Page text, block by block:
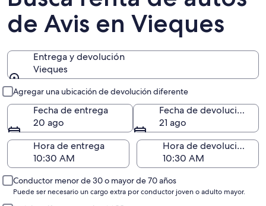
de Avis en Vieques
Entrega y devolución
Vieques
Agregar una ubicación de devolución diferente
Fecha de entrega
20 ago
Fecha de devolución
21 ago
Hora de entrega
Hora de devolución
Conductor menor de 30 o mayor de 70 años
Puede ser necesario un cargo extra por conductor joven o adulto mayor.